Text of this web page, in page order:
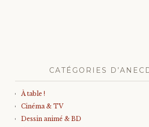
CATÉGORIES
À table !
Cinéma & TV
Dessin animé & BD